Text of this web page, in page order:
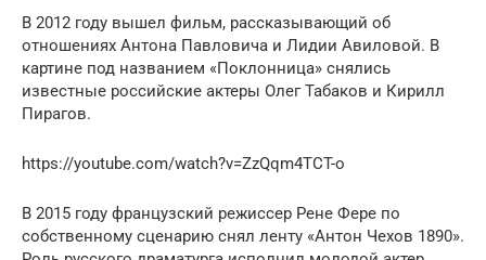
В 2012 году вышел фильм, рассказывающий об
отношениях Антона Павловича и Лидии Авиловой. В
картине под названием «Поклонница» снялись
известные российские актеры Олег Табаков и Кирилл
Пирагов.
https://youtube.com/watch?v=ZzQqm4TCT-o
В 2015 году французский режиссер Рене Фере по
собственному сценарию снял ленту «Антон Чехов 1890».